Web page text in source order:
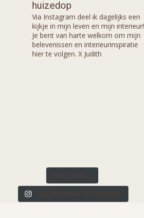
huizedop
Via Instagram deel ik dagelijks een
kijkje in mijn leven en mijn interieur!
Je bent van harte welkom om mijn
belevenissen en interieurinspiratie
hier te volgen. X Judith
Meer laden...
Volg HUIZEDOP op Instagram